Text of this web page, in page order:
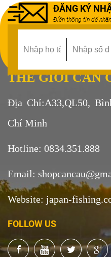
ĐĂNG KÝ
Điền thông tin để
THẾ GIỚI CẦN
Địa Chỉ:A33,QL50,
Chí Minh
Hotline: 0834.351.888
Email:
Website: japan-
FOLLOW US